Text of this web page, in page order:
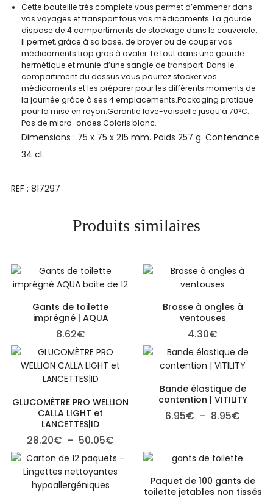
Cette bouteille très complete vous permet d’emmener dans
vos voyages et transport tous vos médicaments. La gourde
dispose de 4 compartiments de stockage dans le couvercle.
Il permet, grâce à sa base, de broyer ou de couper vos
médicaments trop gros à avaler. Le tout dans une gourde
hermétique et munie d’une sangle de transport. Dans le
compartiment du dessus vous pourrez stocker vos
médicaments et les préparer pour les différents moments de
la journée grâce à ses 4 emplacements.Packaging pratique
pour la mise en rayon.Garantie lave-vaisselle jusqu’à 70°C.
Pas de micro-ondes.Coloris blanc.
Dimensions : 75 x 75 x 215 mm. Poids 257 g. Contenance
34 cl.
REF : 817297
Produits similaires
Gants de toilette
imprégné | AQUA
8.62€
Brosse à ongles à
ventouses
4.30€
GLUCOMÈTRE PRO WELLION
CALLA LIGHT et
LANCETTES|ID
28.20€ – 50.05€
Bande élastique de
contention | VITILITY
6.95€ – 8.95€
Paquet de 100 gants de
toilette jetables non tissés